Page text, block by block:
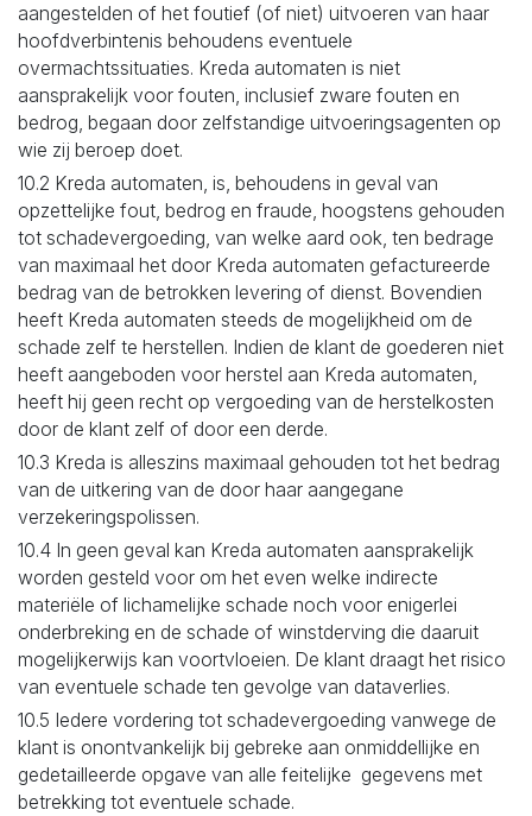
aangestelden of het foutief (of niet) uitvoeren van haar
hoofdverbintenis behoudens eventuele
overmachtssituaties. Kreda automaten is niet
aansprakelijk voor fouten, inclusief zware fouten en
bedrog, begaan door zelfstandige uitvoeringsagenten op
wie zij beroep doet.
10.2 Kreda automaten, is, behoudens in geval van
opzettelijke fout, bedrog en fraude, hoogstens gehouden
tot schadevergoeding, van welke aard ook, ten bedrage
van maximaal het door Kreda automaten gefactureerde
bedrag van de betrokken levering of dienst. Bovendien
heeft Kreda automaten steeds de mogelijkheid om de
schade zelf te herstellen. Indien de klant de goederen niet
heeft aangeboden voor herstel aan Kreda automaten,
heeft hij geen recht op vergoeding van de herstelkosten
door de klant zelf of door een derde.
10.3 Kreda is alleszins maximaal gehouden tot het bedrag
van de uitkering van de door haar aangegane
verzekeringspolissen.
10.4 In geen geval kan Kreda automaten aansprakelijk
worden gesteld voor om het even welke indirecte
materiële of lichamelijke schade noch voor enigerlei
onderbreking en de schade of winstderving die daaruit
mogelijkerwijs kan voortvloeien. De klant draagt het risico
van eventuele schade ten gevolge van dataverlies.
10.5 Iedere vordering tot schadevergoeding vanwege de
klant is onontvankelijk bij gebreke aan onmiddellijke en
gedetailleerde opgave van alle feitelijke gegevens met
betrekking tot eventuele schade.